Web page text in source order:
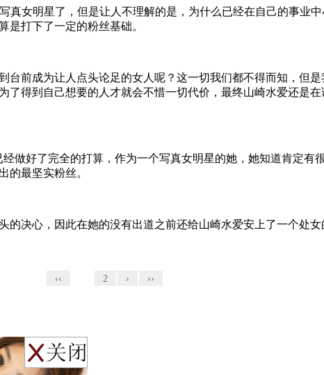
真女明星了，但是让人不理解的是，为什么已经在自己的事业
是打下了一定的粉丝基础。
前成为让人点头论足的女人呢？这一切我们都不得而知，但
得到自己想要的人才就会不惜一切代价，最终山崎水爱还是
做好了完全的打算，作为一个写真女明星的她，她知道肯定有
的最坚实粉丝。
决心，因此在她的没有出道之前还给山崎水爱安上了一个处
‹‹ 2 › ››